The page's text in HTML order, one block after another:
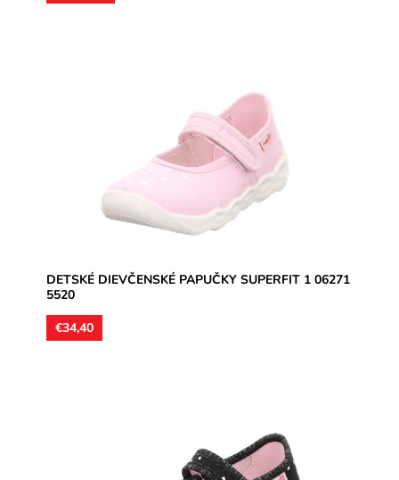
Dievčenské papučky, materiál textil, botky na ružovom
povrchu sú strieborné, jemne trblietavé, perforované
Skladom
Superfit
DETSKÉ DIEVČENSKÉ PAPUČKY SUPERFIT 1 06271
5520
€34,40
Dievčenské papučky, materiál textil, botky na čiernom
povrchu sú strieborné, jemne trblietavé, perforované